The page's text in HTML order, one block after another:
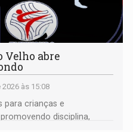
Velho abre
às 15:08
para crianças e
disciplina,